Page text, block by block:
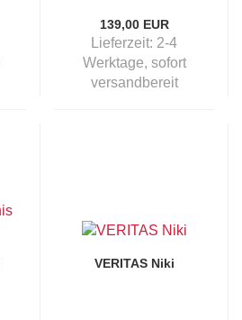
139,00 EUR
Lieferzeit: 2-4
Werktage, sofort
versandbereit
VERITAS Niki